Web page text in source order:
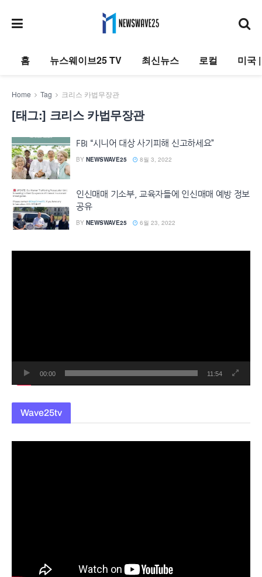
홈 뉴스웨이브25 TV 최신뉴스 로컬 미국
Home Tag 크리스 카법무장관
[태그:] 크리스 카법무장관
FBI “시니어 대상 사기피해 신고하세요”
BY NEWSWAVE25 8월 3, 2022
인신매매 기소부, 교육자들에 인신매매 예방 정보
공유
BY NEWSWAVE25 6월 23, 2022
00:00 11:54
Wave25tv